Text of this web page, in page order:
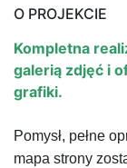
O PROJEKCIE
Kompletna
galerią zdjęć i
grafiki.
Pomysł, pełne
mapa strony